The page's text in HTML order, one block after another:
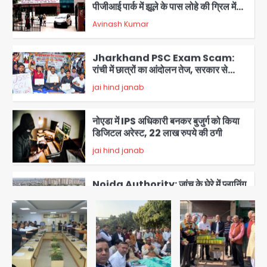
Jharkhand PSC Exam Scam:
रांची में छात्रों का आंदोलन तेज, सरकार से
बातचीत को तैयार, रखीं दो बड़ी शर्तें
jai hind janab
5
नोएडा में IPS अधिकारी बनकर बुजुर्ग को किया
डिजिटल अरेस्ट, 22 लाख रुपये की ठगी
jai hind janab
1
Noida Authority: जांच के घेरे में प्लानिंग
विभाग, GM मीना भार्गव पर उठ रहे सवाल,
कार्रवाई में देरी पर भी चर्चा तेज
jai hind janab
Noida News: गांजा तस्कर महिला से
सांठगांठ के आरोप में सिपाही गिरफ्तार, सेवा से
बर्खास्त, कई पुलिसकर्मियों में डर
jai hind janab